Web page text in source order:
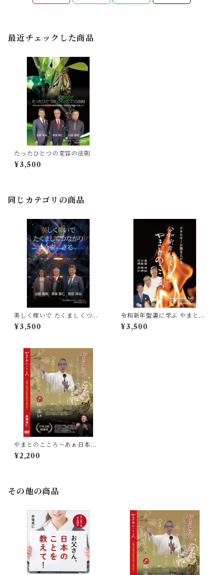
最近チェックした商品
たったひとつの変容の法則
¥3,500
同じカテゴリの商品
美しく稼いで たくましくつな
がり 今を生きる
¥3,500
令和新年聖書に学ぶ やまとの
こころ
¥3,500
やまとのこころ〜あぁ日本人
に生まれてよかった〜
¥2,200
その他の商品